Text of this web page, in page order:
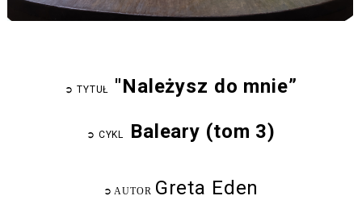
➲ TYTUŁ "Należysz do mnie”
➲ CYKL Baleary (tom 3)
➲ AUTOR Greta Eden